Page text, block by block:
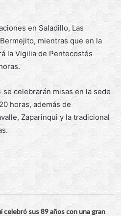
en Saladillo, Las
mientras que en la
la Vigilia de Pentecostés
celebrarán misas en la sede
horas, además de
Zaparinqui y la tradicional
celebró sus 89 años con una gran